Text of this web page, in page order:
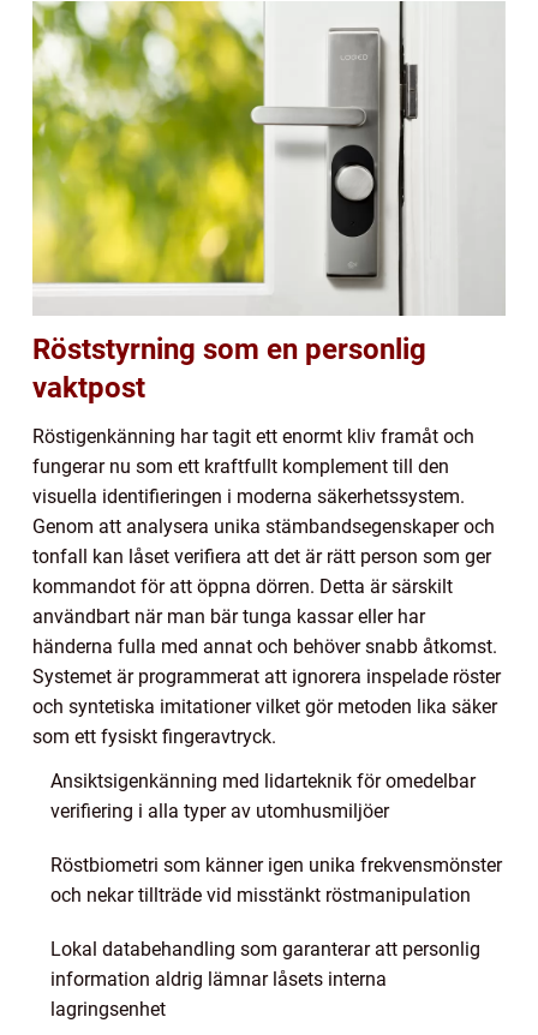
Röststyrning som en personlig
vaktpost
Röstigenkänning har tagit ett enormt kliv framåt och
fungerar nu som ett kraftfullt komplement till den
visuella identifieringen i moderna säkerhetssystem.
Genom att analysera unika stämbandsegenskaper och
tonfall kan låset verifiera att det är rätt person som ger
kommandot för att öppna dörren. Detta är särskilt
användbart när man bär tunga kassar eller har
händerna fulla med annat och behöver snabb åtkomst.
Systemet är programmerat att ignorera inspelade röster
och syntetiska imitationer vilket gör metoden lika säker
som ett fysiskt fingeravtryck.
Ansiktsigenkänning med lidarteknik för omedelbar
verifiering i alla typer av utomhusmiljöer
Röstbiometri som känner igen unika frekvensmönster
och nekar tillträde vid misstänkt röstmanipulation
Lokal databehandling som garanterar att personlig
information aldrig lämnar låsets interna
lagringsenhet